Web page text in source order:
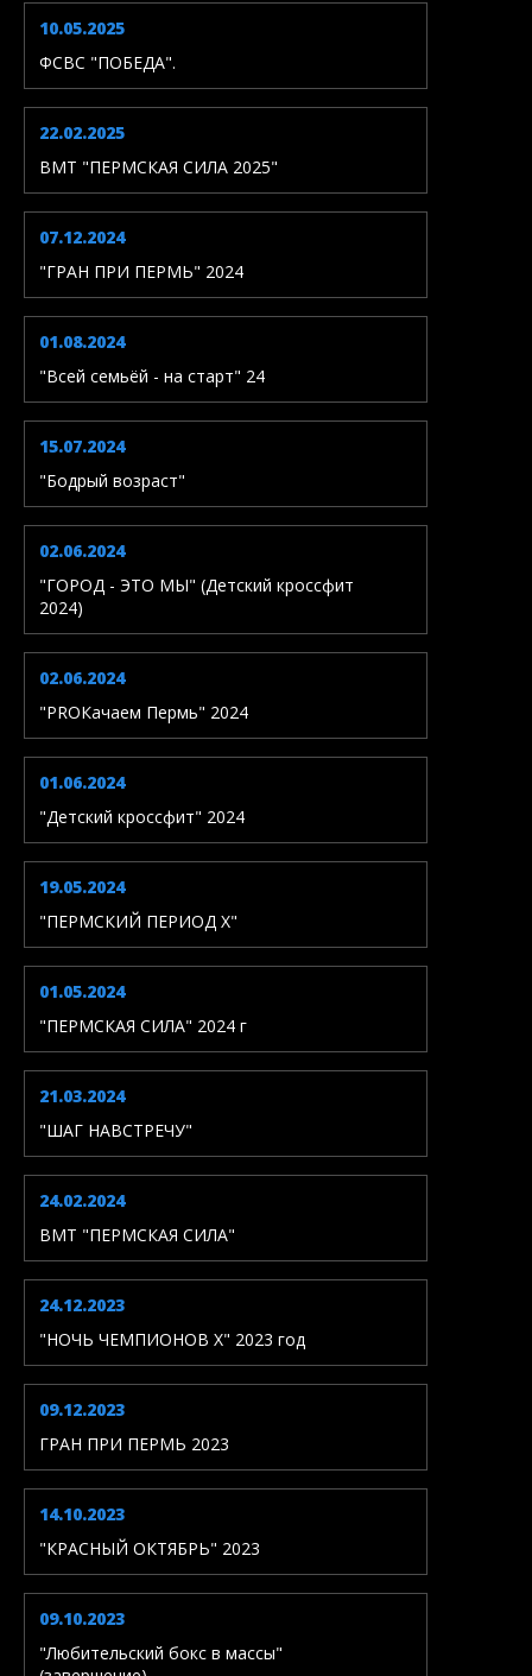
10.05.2025
ФСВС "ПОБЕДА".
22.02.2025
ВМТ "ПЕРМСКАЯ СИЛА 2025"
07.12.2024
"ГРАН ПРИ ПЕРМЬ" 2024
01.08.2024
"Всей семьёй - на старт" 24
15.07.2024
"Бодрый возраст"
02.06.2024
"ГОРОД - ЭТО МЫ" (Детский кроссфит
2024)
02.06.2024
"PROКачаем Пермь" 2024
01.06.2024
"Детский кроссфит" 2024
19.05.2024
"ПЕРМСКИЙ ПЕРИОД X"
01.05.2024
"ПЕРМСКАЯ СИЛА" 2024 г
21.03.2024
"ШАГ НАВСТРЕЧУ"
24.02.2024
ВМТ "ПЕРМСКАЯ СИЛА"
24.12.2023
"НОЧЬ ЧЕМПИОНОВ X" 2023 год
09.12.2023
ГРАН ПРИ ПЕРМЬ 2023
14.10.2023
"КРАСНЫЙ ОКТЯБРЬ" 2023
09.10.2023
"Любительский бокс в массы"